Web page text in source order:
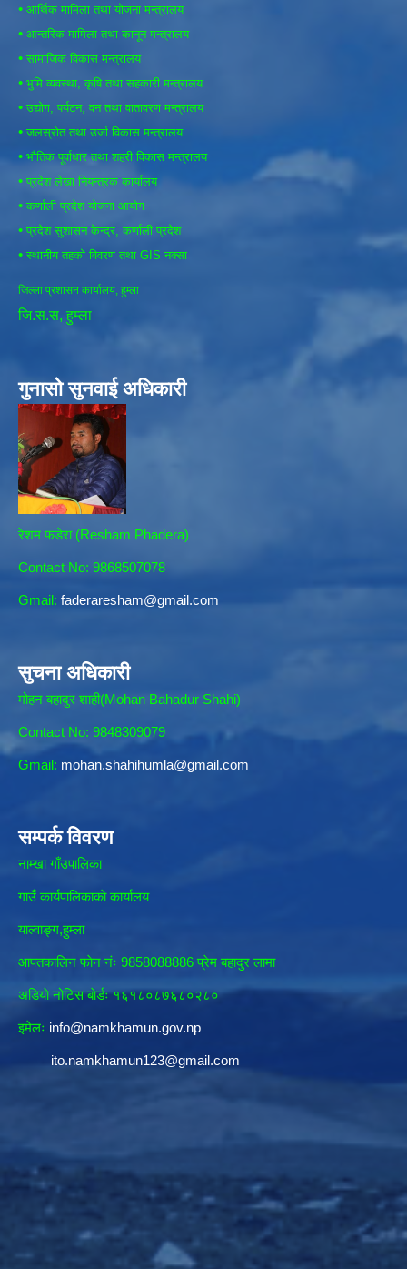
• आर्थिक मामिला तथा योजना मन्त्रालय
• आन्तरिक मामिला तथा कानून मन्त्रालय
• सामाजिक विकास मन्त्रालय
• भुमि व्यवस्था, कृषि तथा सहकारी मन्त्रालय
• उद्योग, पर्यटन, वन तथा वातावरण मन्त्रालय
• जलस्रोत तथा उर्जा विकास मन्त्रालय
• भौतिक पूर्वाधार तथा शहरी विकास मन्त्रालय
• प्रदेश लेखा नियन्त्रक कार्यालय
• कर्णाली प्रदेश योजना आयोग
• प्रदेश सुशासन केन्द्र, कर्णाली प्रदेश
• स्थानीय तहको विवरण तथा GIS नक्सा
जिल्ला प्रशासन कार्यालय, हुम्ला
जि.स.स, हुम्ला
गुनासो सुनवाई अधिकारी
रेशम फडेरा (Resham Phadera)
Contact No: 9868507078
Gmail: faderaresham@gmail.com
सुचना अधिकारी
मोहन बहादुर शाही(Mohan Bahadur Shahi)
Contact No: 9848309079
Gmail: mohan.shahihumla@gmail.com
सम्पर्क विवरण
नाम्खा गाँउपालिका
गाउँ कार्यपालिकाकाे कार्यालय
याल्वाङ्ग,हुम्ला
आपतकालिन फाेन नंः 9858088886 प्रेम बहादुर लामा
अडियाे नोटिस बाेर्डः १६१८०८७६८०२८०
इमेलः info@namkhamun.gov.np
ito.namkhamun123@gmail.com